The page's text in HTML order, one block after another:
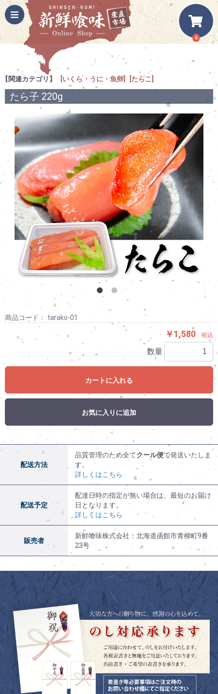
0
【関連カテゴリ】 [いくら・うに・魚卵] [たらこ]
たら子 220g
商品コード： tarako-01
￥1,580 税込
数量
カートに入れる
お気に入りに追加
配送方法
品質管理のため全てクール便で発送いたしま
す。
詳しくはこちら
配送予定
配達日時の指定が無い場合は、最短のお届け
日となります。
詳しくはこちら
販売者
新鮮喰味株式会社：北海道函館市青柳町9番
23号